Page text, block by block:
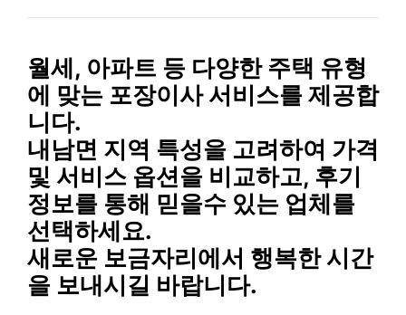
월세, 아파트 등 다양한 주택 유형
에 맞는 포장이사 서비스를 제공합
니다.
내남면 지역 특성을 고려하여 가격
및 서비스 옵션을 비교하고, 후기
정보를 통해 믿을수 있는 업체를
선택하세요.
새로운 보금자리에서 행복한 시간
을 보내시길 바랍니다.